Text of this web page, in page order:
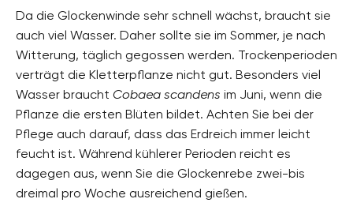
Da die Glockenwinde sehr schnell wächst, braucht sie
auch viel Wasser. Daher sollte sie im Sommer, je nach
Witterung, täglich gegossen werden. Trockenperioden
verträgt die Kletterpflanze nicht gut. Besonders viel
Wasser braucht Cobaea scandens im Juni, wenn die
Pflanze die ersten Blüten bildet. Achten Sie bei der
Pflege auch darauf, dass das Erdreich immer leicht
feucht ist. Während kühlerer Perioden reicht es
dagegen aus, wenn Sie die Glockenrebe zwei-bis
dreimal pro Woche ausreichend gießen.